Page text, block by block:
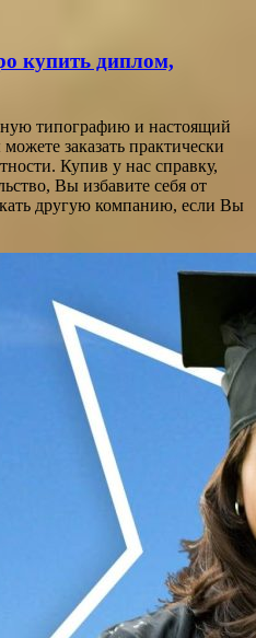
купить диплом,
типографию и настоящий
заказать практически
Купив у нас справку,
Вы избавите себя от
другую компанию, если Вы